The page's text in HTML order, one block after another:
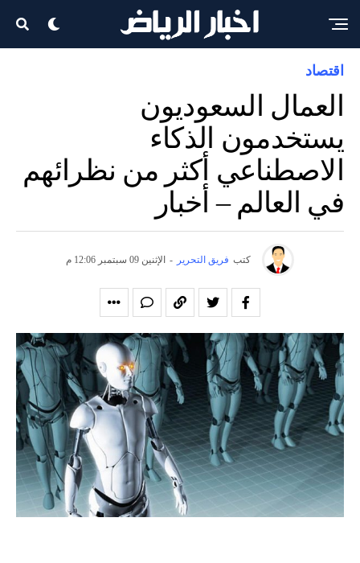
اقتصاد
العمال السعوديون
يستخدمون الذكاء
الاصطناعي أكثر من نظرائهم
في العالم – أخبار
كتب فريق التحرير - الإثنين 09 سبتمبر 12:06 م